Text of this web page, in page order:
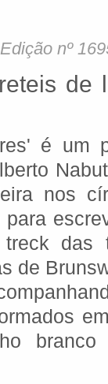
Edição nº
de
é um
nos
das
de
branco